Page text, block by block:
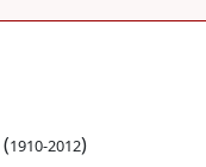
(1910-2012)